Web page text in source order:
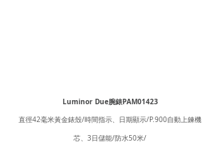
Luminor Due腕錶PAM01423
直徑42毫米黃金錶殼/時間指示、日期顯示/P.900自動上鍊機
芯、3日儲能/防水50米/